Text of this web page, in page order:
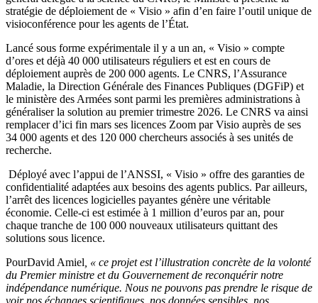
stratégie de déploiement de « Visio » afin d’en faire l’outil unique de
visioconférence pour les agents de l’État.
Lancé sous forme expérimentale il y a un an, « Visio » compte
d’ores et déjà 40 000 utilisateurs réguliers et est en cours de
déploiement auprès de 200 000 agents. Le CNRS, l’Assurance
Maladie, la Direction Générale des Finances Publiques (DGFiP) et
le ministère des Armées sont parmi les premières administrations à
généraliser la solution au premier trimestre 2026. Le CNRS va ainsi
remplacer d’ici fin mars ses licences Zoom par Visio auprès de ses
34 000 agents et des 120 000 chercheurs associés à ses unités de
recherche.
Déployé avec l’appui de l’ANSSI, « Visio » offre des garanties de
confidentialité adaptées aux besoins des agents publics. Par ailleurs,
l’arrêt des licences logicielles payantes génère une véritable
économie. Celle-ci est estimée à 1 million d’euros par an, pour
chaque tranche de 100 000 nouveaux utilisateurs quittant des
solutions sous licence.
PourDavid Amiel, « ce projet est l’illustration concrète de la volonté
du Premier ministre et du Gouvernement de reconquérir notre
indépendance numérique. Nous ne pouvons pas prendre le risque de